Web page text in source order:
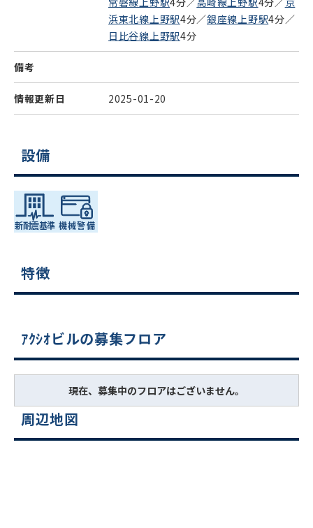
浜東北線上野駅4分／銀座線上野駅4分／
日比谷線上野駅4分
備考
情報更新日 2025-01-20
設備
特徴
ｱｸｼｵビルの募集フロア
現在、募集中のフロアはございません。
周辺地図